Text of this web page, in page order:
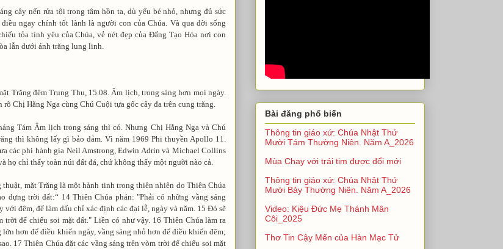
cây nến rửa tội trong tâm hồn ta, dù yếu bé nhỏ, nhưng đủ sức
ngay chính tốt lành là người con của Chúa. Và qua đời sống
tỏa tình yêu của Chúa, vẻ nét đẹp của Đấng Tạo Hóa nơi con
lẫn dưới ánh trăng lung linh.
Trăng đêm Trung Thu, 15.08. Âm lịch, trong sáng hơn mọi ngày.
Chị Hằng Nga cùng Chú Cuội tựa gốc cây đa trên cung trăng.
Tám Âm lịch trong sáng thì có. Nhưng Chị Hằng Nga và Chú
thì không lấy gì bảo đảm. Vì năm 1969 Phi thuyền Apollo 11.
các phi hành gia Neil Amstrong, Edwin Adrin và Michael Collins
họ chỉ thấy toàn núi đất đá, chứ không thấy một người nào cả.
thuật, mặt Trăng là một hành tinh trong thiên nhiên do Thiên Chúa
dựng trời đất:“ 14 Thiên Chúa phán: "Phải có những vầng sáng
với đêm, để làm dấu chỉ xác định các đại lễ, ngày và năm. 15 Ðó sẽ
trời để chiếu soi mặt đất." Liền có như vậy. 16 Thiên Chúa làm ra
lớn hơn để điều khiển ngày, vầng sáng nhỏ hơn để điều khiển đêm;
17 Thiên Chúa đặt các vầng sáng trên vòm trời để chiếu soi mặt
Bài đăng phổ biến
Thông tin giáo xứ: Chúa Nhật Thứ
Mười Tám Thường Niên. Năm A_2026
Mùa Chay với trái tim được đổi mới
Thông tin giáo xứ: Chúa Nhật Thứ
Mười Bảy Thường Niên. Năm A_2026
Video: Kiệu Đức Mẹ Thánh Mân
Côi_2025
Thơ Tin Cậy Mến của Hàn Mạc Tử